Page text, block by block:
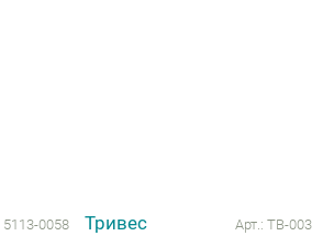
5113-0058
Тривес Арт.: ТВ-003